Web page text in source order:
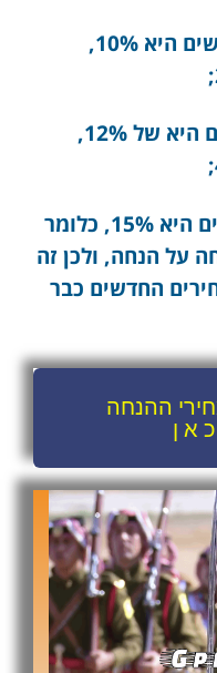
ההנחה למינוי של ששה חודשים היא 10%,
ההנחה למינוי של 12 חודשים היא של 12%,
וההנחה למינוי של 24 חודשים היא 15%, כלומר
755. זו הנחה על הנחה, ולכן זה
החדשים כבר
ההנחה
א ן